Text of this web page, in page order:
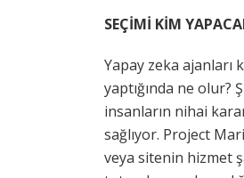
SEÇİMİ KİM
Yapay zeka ajanları
yaptığında ne olur?
insanların nihai
sağlıyor. Project
veya sitenin hizmet